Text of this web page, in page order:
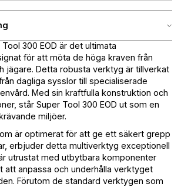
300 EOD är det ultimata
för att möta de höga kraven från
jägare. Detta robusta verktyg är tillverkat
dagliga sysslor till specialiserade
Med sin kraftfulla konstruktion och
står Super Tool 300 EOD ut som en
miljöer.
är optimerat för att ge ett säkert grepp
erbjuder detta multiverktyg exceptionell
utrustat med utbytbara komponenter
att anpassa och underhålla verktyget
Förutom de standard verktygen som